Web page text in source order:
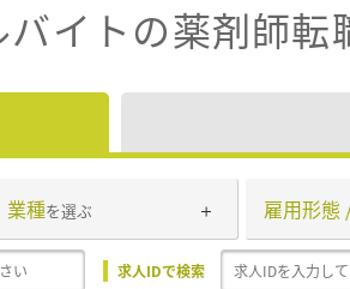
バイトの薬剤師転
業種を選ぶ 雇用形態
求人IDで検索